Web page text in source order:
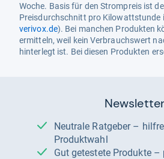
Woche. Basis für den Strompreis ist
Preisdurchschnitt pro Kilowattstunde
verivox.de). Bei manchen Produkten
ermitteln, weil kein Verbrauchswert
hinterlegt ist. Bei diesen Produkten
Newsletter
Neutrale Ratgeber – hilfreich für Ihre
Produktwahl
Gut getestete Produkte – passend zur